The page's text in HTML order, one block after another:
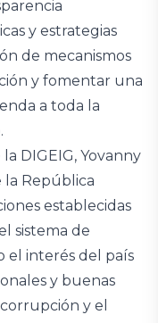
y estrategias
de mecanismos
y fomentar una
a toda la
DIGEIG, Yovanny
la República
establecidas
sistema de
el interés del país
y buenas
y el